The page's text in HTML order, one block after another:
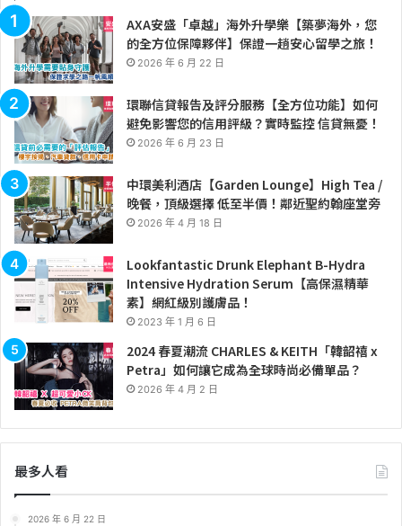
AXA安盛「卓越」海外升學樂【築夢海外，您
的全方位保障夥伴】保證一趟安心留學之旅！
2026 年 6 月 22 日
環聯信貸報告及評分服務【全方位功能】如何
避免影響您的信用評級？實時監控 信貸無憂！
2026 年 6 月 23 日
中環美利酒店【Garden Lounge】High Tea /
晚餐，頂級選擇 低至半價！鄰近聖約翰座堂旁
2026 年 4 月 18 日
Lookfantastic Drunk Elephant B-Hydra
Intensive Hydration Serum【高保濕精華
素】網紅級別護膚品！
2023 年 1 月 6 日
2024 春夏潮流 CHARLES & KEITH「韓韶禧 x
Petra」如何讓它成為全球時尚必備單品？
2026 年 4 月 2 日
最多人看
2026 年 6 月 22 日